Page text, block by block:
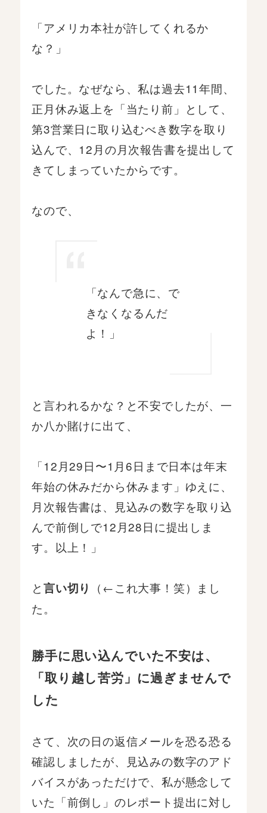
「アメリカ本社が許してくれるか
な？」
でした。なぜなら、私は過去11年間、
正月休み返上を「当たり前」として、
第3営業日に取り込むべき数字を取り
込んで、12月の月次報告書を提出して
きてしまっていたからです。
なので、
「なんで急に、で
きなくなるんだ
よ！」
と言われるかな？と不安でしたが、一
か八か賭けに出て、
「12月29日〜1月6日まで日本は年末
年始の休みだから休みます」ゆえに、
月次報告書は、見込みの数字を取り込
んで前倒しで12月28日に提出しま
す。以上！」
と言い切り
（←これ大事！笑）まし
た。
勝手に思い込んでいた不安は、
「取り越し苦労」に過ぎませんで
した
さて、次の日の返信メールを恐る恐る
確認しましたが、見込みの数字のアド
バイスがあっただけで、私が懸念して
いた「前倒し」のレポート提出に対し